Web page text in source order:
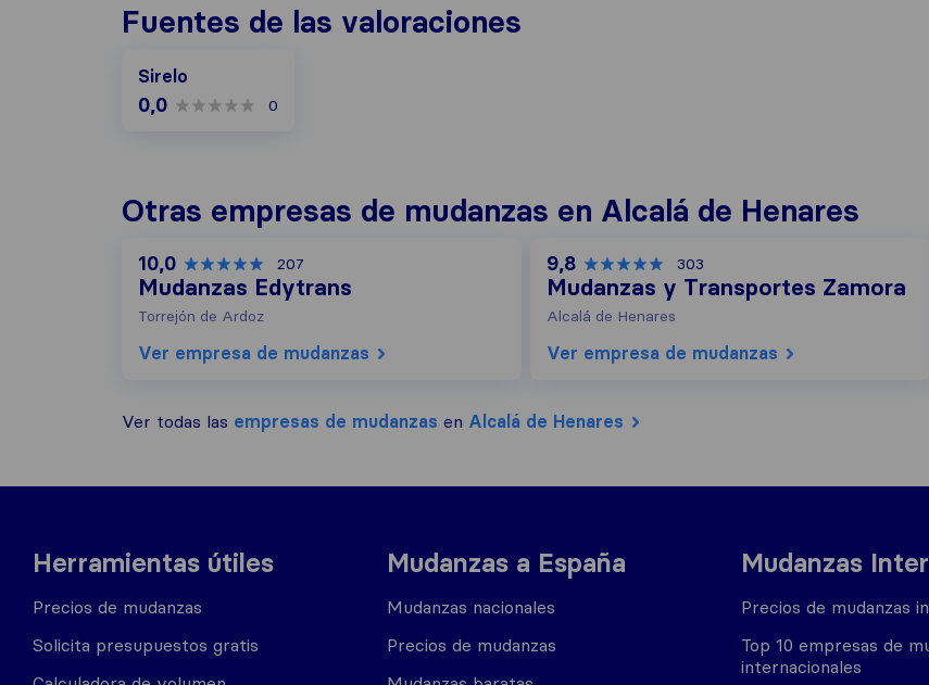
Fuentes de las valoraciones
Sirelo
0,0 0
Otras empresas de mudanzas en Alcalá de Henares
10,0 207
Mudanzas Edytrans
Torrejón de Ardoz
Ver empresa de mudanzas
9,8 303
Mudanzas y Transportes Zamora
Alcalá de Henares
Ver empresa de mudanzas
Ver todas las empresas de mudanzas en Alcalá de Henares
Herramientas útiles
Precios de mudanzas
Solicita presupuestos gratis
Mudanzas a España
Mudanzas nacionales
Precios de mudanzas
Mudanzas
Precios de mudanzas
Top 10 empresas de
internacionales